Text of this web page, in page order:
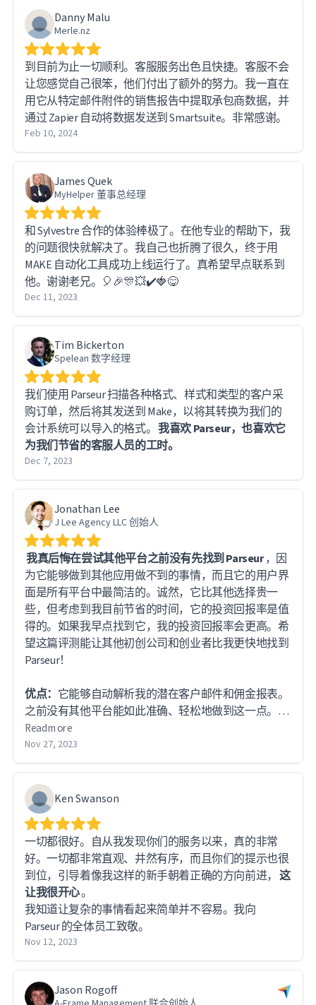
Danny Malu
Merle.nz
到目前为止一切顺利。客服服务出色且快捷。客服不会
让您感觉自己很笨，他们付出了额外的努力。我一直在
用它从特定邮件附件的销售报告中提取承包商数据，并
通过 Zapier 自动将数据发送到 Smartsuite。非常感谢。
Feb 10, 2024
James Quek
MyHelper 董事总经理
和 Sylvestre 合作的体验棒极了。在他专业的帮助下，我
的问题很快就解决了。我自己也折腾了很久，终于用
MAKE 自动化工具成功上线运行了。真希望早点联系到
他。谢谢老兄。🎈🎉🎊💥✔️🍓😋
Dec 11, 2023
Tim Bickerton
Spelean 数字经理
我们使用 Parseur 扫描各种格式、样式和类型的客户采
购订单，然后将其发送到 Make，以将其转换为我们的
会计系统可以导入的格式。 我喜欢 Parseur，也喜欢它
为我们节省的客服人员的工时。
Dec 7, 2023
Jonathan Lee
J Lee Agency LLC 创始人
我真后悔在尝试其他平台之前没有先找到 Parseur ，因
为它能够做到其他应用做不到的事情，而且它的用户界
面是所有平台中最简洁的。诚然，它比其他选择贵一
些，但考虑到我目前节省的时间，它的投资回报率是值
得的。如果我早点找到它，我的投资回报率会更高。希
望这篇评测能让其他初创公司和创业者比我更快地找到
Parseur！
优点： 它能够自动解析我的潜在客户邮件和佣金报表。
之前没有其他平台能如此准确、轻松地做到这一点。
缺点： 解析我的佣金报表需要一些努力和联系客服，但
他们迅速回复并有效地解决了这个问题。
切换自：Parsio、Airparser
Read more
Nov 27, 2023
Ken Swanson
一切都很好。自从我发现你们的服务以来，真的非常
好。一切都非常直观、井然有序，而且你们的提示也很
到位，引导着像我这样的新手朝着正确的方向前进， 这
让我很开心。
我知道让复杂的事情看起来简单并不容易。我向
Parseur 的全体员工致敬。
Nov 12, 2023
Jason Rogoff